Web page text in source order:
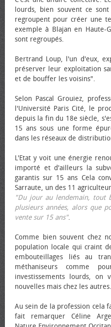
lourds, bien souvent ce
regroupent pour créer une
exemple à Blajan en Haute-
sont regroupés.
Bertrand Loup, l'un d'eux,
préserver leur exploitation
et de bouffer les voisins".
Selon Pascal Grouiez,
l'Université Paris Cité, le
depuis la fin du 18e siècle,
15 ans sous une forme
dans les réseaux de
L'Etat y voit une énergie
importé et d'ailleurs la
garantis sur 15 ans Cela
Sarraute, un des 11
"Du jour au lendemain, tout
plusieurs années, alors que
vente sur 15 ans".
Comme bien souvent chez
population locale qui craint
embouteillages liés au
méthaniseurs comme
investissements lourds, on
nouvelles mais chez les autres.
Au sein de la profession cela
fait remarquer Céline